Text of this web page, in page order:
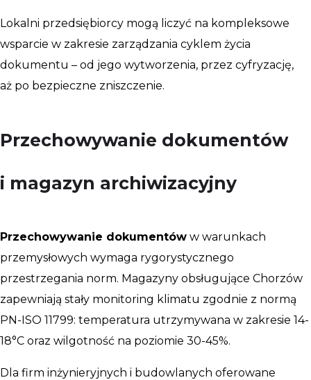
Lokalni przedsiębiorcy mogą liczyć na kompleksowe
wsparcie w zakresie zarządzania cyklem życia
dokumentu – od jego wytworzenia, przez cyfryzację,
aż po bezpieczne zniszczenie.
Przechowywanie dokumentów
i magazyn archiwizacyjny
Przechowywanie dokumentów w warunkach
przemysłowych wymaga rygorystycznego
przestrzegania norm. Magazyny obsługujące Chorzów
zapewniają stały monitoring klimatu zgodnie z normą
PN-ISO 11799: temperatura utrzymywana w zakresie 14-
18°C oraz wilgotność na poziomie 30-45%.
Dla firm inżynieryjnych i budowlanych oferowane